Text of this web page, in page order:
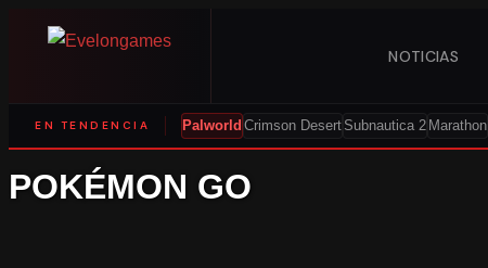
NOTICIAS
EN TENDENCIA Palworld Crimson Desert Subnautica 2 Marathon
POKÉMON GO